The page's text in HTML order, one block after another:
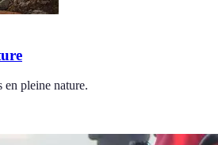
pleine nature.